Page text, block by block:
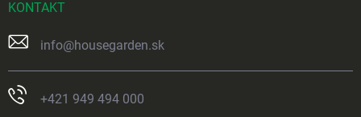
KONTAKT
info@housegarden.sk
+421 949 494 000